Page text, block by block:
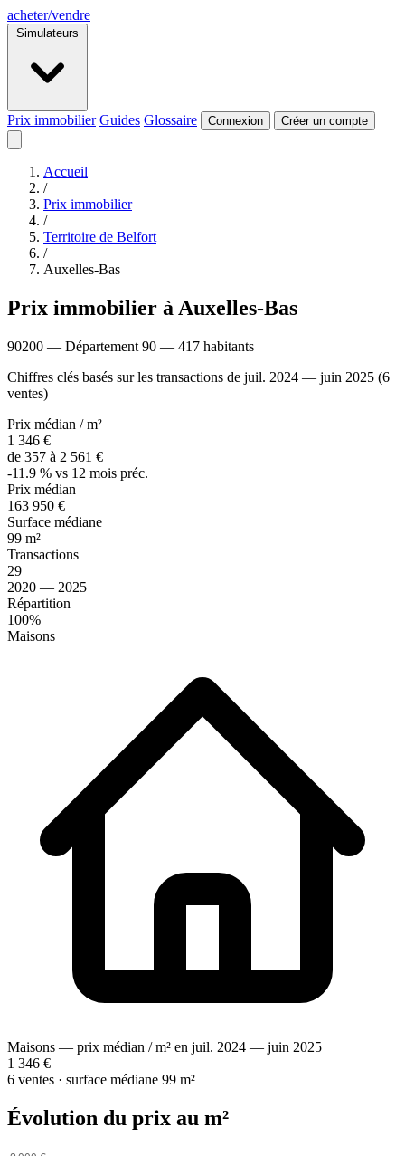
acheter/vendre
Simulateurs
Prix immobilier Guides Glossaire Connexion Créer un compte
Accueil
/
Prix immobilier
/
Territoire de Belfort
/
Auxelles-Bas
Prix immobilier à Auxelles-Bas
90200 — Département 90 — 417 habitants
Chiffres clés basés sur les transactions de juil. 2024 — juin 2025 (6
ventes)
Prix médian / m²
1 346 €
de 357 à 2 561 €
-11.9 % vs 12 mois préc.
Prix médian
163 950 €
Surface médiane
99 m²
Transactions
29
2020 — 2025
Répartition
100%
Maisons
Maisons — prix médian / m² en juil. 2024 — juin 2025
1 346 €
6 ventes · surface médiane 99 m²
Évolution du prix au m²